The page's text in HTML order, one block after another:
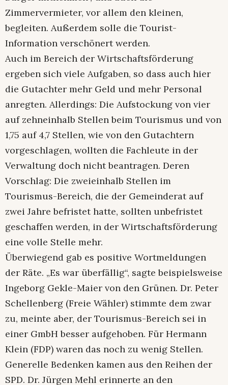
Zimmervermieter, vor allem den kleinen,
begleiten. Außerdem solle die Tourist-
Information verschönert werden.
Auch im Bereich der Wirtschaftsförderung
ergeben sich viele Aufgaben, so dass auch hier
die Gutachter mehr Geld und mehr Personal
anregten. Allerdings: Die Aufstockung von vier
auf zehneinhalb Stellen beim Tourismus und von
1,75 auf 4,7 Stellen, wie von den Gutachtern
vorgeschlagen, wollten die Fachleute in der
Verwaltung doch nicht beantragen. Deren
Vorschlag: Die zweieinhalb Stellen im
Tourismus-Bereich, die der Gemeinderat auf
zwei Jahre befristet hatte, sollten unbefristet
geschaffen werden, in der Wirtschaftsförderung
eine volle Stelle mehr.
Überwiegend gab es positive Wortmeldungen
der Räte. „Es war überfällig“, sagte beispielsweise
Ingeborg Gekle-Maier von den Grünen. Dr. Peter
Schellenberg (Freie Wähler) stimmte dem zwar
zu, meinte aber, der Tourismus-Bereich sei in
einer GmbH besser aufgehoben. Für Hermann
Klein (FDP) waren das noch zu wenig Stellen.
Generelle Bedenken kamen aus den Reihen der
SPD. Dr. Jürgen Mehl erinnerte an den